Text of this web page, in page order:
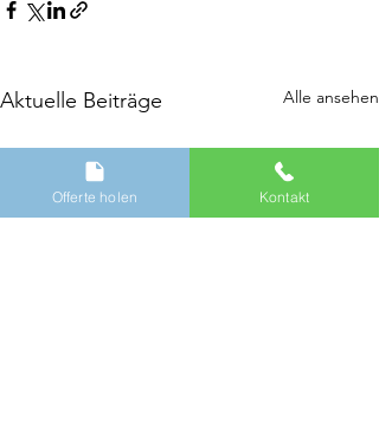
Aktuelle Beiträge Alle ansehen
Offerte holen Kontakt